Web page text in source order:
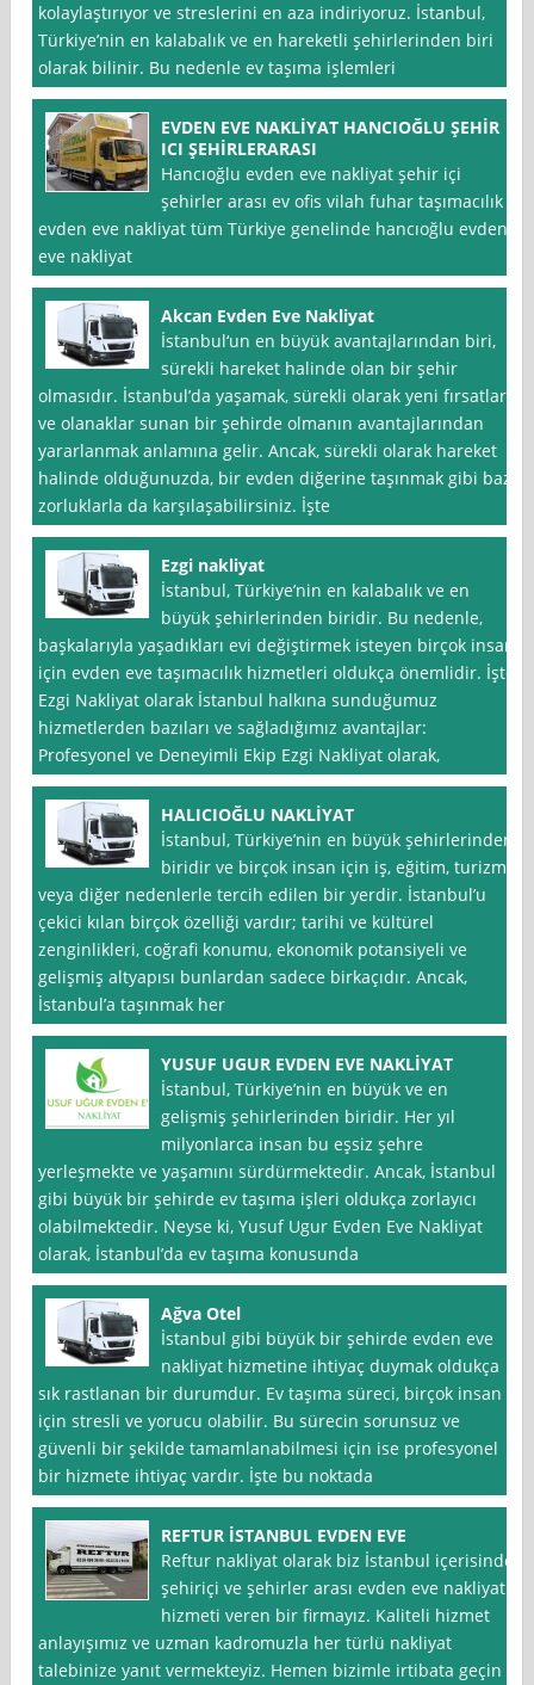
kolaylaştırıyor ve streslerini en aza indiriyoruz. İstanbul,
Türkiye’nin en kalabalık ve en hareketli şehirlerinden biri
olarak bilinir. Bu nedenle ev taşıma işlemleri
EVDEN EVE NAKLİYAT HANCIOĞLU ŞEHİR
ICI ŞEHİRLERARASI
Hancıoğlu evden eve nakliyat şehir içi
şehirler arası ev ofis vilah fuhar taşımacılık
evden eve nakliyat tüm Türkiye genelinde hancıoğlu evden
eve nakliyat
Akcan Evden Eve Nakliyat
İstanbul‘un en büyük avantajlarından biri,
sürekli hareket halinde olan bir şehir
olmasıdır. İstanbul’da yaşamak, sürekli olarak yeni fırsatlar
ve olanaklar sunan bir şehirde olmanın avantajlarından
yararlanmak anlamına gelir. Ancak, sürekli olarak hareket
halinde olduğunuzda, bir evden diğerine taşınmak gibi bazı
zorluklarla da karşılaşabilirsiniz. İşte
Ezgi nakliyat
İstanbul, Türkiye’nin en kalabalık ve en
büyük şehirlerinden biridir. Bu nedenle,
başkalarıyla yaşadıkları evi değiştirmek isteyen birçok insan
için evden eve taşımacılık hizmetleri oldukça önemlidir. İşte
Ezgi Nakliyat olarak İstanbul halkına sunduğumuz
hizmetlerden bazıları ve sağladığımız avantajlar:
Profesyonel ve Deneyimli Ekip Ezgi Nakliyat olarak,
HALICIOĞLU NAKLİYAT
İstanbul, Türkiye’nin en büyük şehirlerinden
biridir ve birçok insan için iş, eğitim, turizm
veya diğer nedenlerle tercih edilen bir yerdir. İstanbul’u
çekici kılan birçok özelliği vardır; tarihi ve kültürel
zenginlikleri, coğrafi konumu, ekonomik potansiyeli ve
gelişmiş altyapısı bunlardan sadece birkaçıdır. Ancak,
İstanbul’a taşınmak her
YUSUF UGUR EVDEN EVE NAKLİYAT
İstanbul, Türkiye’nin en büyük ve en
gelişmiş şehirlerinden biridir. Her yıl
milyonlarca insan bu eşsiz şehre
yerleşmekte ve yaşamını sürdürmektedir. Ancak, İstanbul
gibi büyük bir şehirde ev taşıma işleri oldukça zorlayıcı
olabilmektedir. Neyse ki, Yusuf Ugur Evden Eve Nakliyat
olarak, İstanbul’da ev taşıma konusunda
Ağva Otel
İstanbul gibi büyük bir şehirde evden eve
nakliyat hizmetine ihtiyaç duymak oldukça
sık rastlanan bir durumdur. Ev taşıma süreci, birçok insan
için stresli ve yorucu olabilir. Bu sürecin sorunsuz ve
güvenli bir şekilde tamamlanabilmesi için ise profesyonel
bir hizmete ihtiyaç vardır. İşte bu noktada
REFTUR İSTANBUL EVDEN EVE
Reftur nakliyat olarak biz İstanbul içerisinde
şehiriçi ve şehirler arası evden eve nakliyat
hizmeti veren bir firmayız. Kaliteli hizmet
anlayışımız ve uzman kadromuzla her türlü nakliyat
talebinize yanıt vermekteyiz. Hemen bizimle irtibata geçin